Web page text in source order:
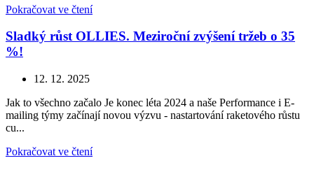
Pokračovat ve čtení
Sladký růst OLLIES. Meziroční zvýšení tržeb o 35
%!
12. 12. 2025
Jak to všechno začalo Je konec léta 2024 a naše Performance i E-
mailing týmy začínají novou výzvu - nastartování raketového růstu
cu...
Pokračovat ve čtení